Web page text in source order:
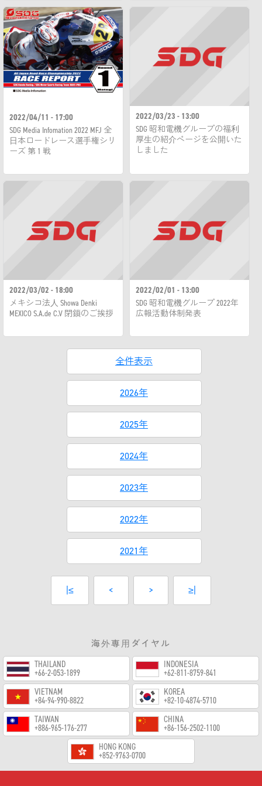
2022/04/11 - 17:00
SDG Media Infomation 2022 MFJ 全
日本ロードレース選手権シリ
ーズ 第 1 戦
2022/03/23 - 13:00
SDG 昭和電機グループの福利
厚生の紹介ページを公開いた
しました
2022/03/02 - 18:00
メキシコ法人 Showa Denki
MEXICO S.A.de C.V 閉鎖のご挨拶
2022/02/01 - 13:00
SDG 昭和電機グループ 2022年
広報活動体制発表
全件表示
2026年
2025年
2024年
2023年
2022年
2021年
|≤ < > ≥|
海外専用ダイヤル
THAILAND
+66-2-053-1899
INDONESIA
+62-811-8759-841
VIETNAM
+84-94-990-8822
KOREA
+82-10-4874-5710
TAIWAN
+886-965-176-277
CHINA
+86-156-2502-1100
HONG KONG
+852-9763-0700